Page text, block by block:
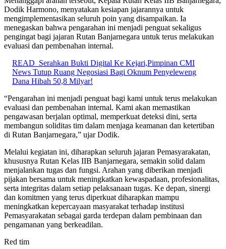
Dodik Harmono, menyatakan kesiapan jajarannya untuk
mengimplementasikan seluruh poin yang disampaikan. Ia
menegaskan bahwa pengarahan ini menjadi penguat sekaligus
pengingat bagi jajaran Rutan Banjarnegara untuk terus melakukan
evaluasi dan pembenahan internal.
READ Serahkan Bukti Digital Ke Kejari,Pimpinan CMI
News Tutup Ruang Negosiasi Bagi Oknum Penyeleweng
Dana Hibah 50,8 Milyar!
“Pengarahan ini menjadi penguat bagi kami untuk terus melakukan
evaluasi dan pembenahan internal. Kami akan memastikan
pengawasan berjalan optimal, memperkuat deteksi dini, serta
membangun soliditas tim dalam menjaga keamanan dan ketertiban
di Rutan Banjarnegara,” ujar Dodik.
Melalui kegiatan ini, diharapkan seluruh jajaran Pemasyarakatan,
khususnya Rutan Kelas IIB Banjarnegara, semakin solid dalam
menjalankan tugas dan fungsi. Arahan yang diberikan menjadi
pijakan bersama untuk meningkatkan kewaspadaan, profesionalitas,
serta integritas dalam setiap pelaksanaan tugas. Ke depan, sinergi
dan komitmen yang terus diperkuat diharapkan mampu
meningkatkan kepercayaan masyarakat terhadap institusi
Pemasyarakatan sebagai garda terdepan dalam pembinaan dan
pengamanan yang berkeadilan.
Red tim